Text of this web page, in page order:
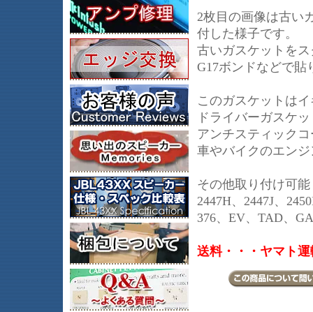
2枚目の画像は古い
付した様子です。
古いガスケットを
G17ボンドなどで貼
このガスケットは
ドライバーガスケ
アンチスティック
車やバイクのエン
その他取り付け可能
2447H、2447J、
376、EV、TAD、
送料・・・ヤマト